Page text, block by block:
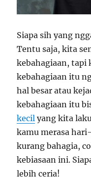
Siapa sih yang
Tentu saja, kita
kebahagiaan, tapi
kebahagiaan itu
hal besar atau
kebahagiaan itu
kecil yang kita
kamu merasa
kurang bahagia,
kebiasaan ini.
lebih ceria!